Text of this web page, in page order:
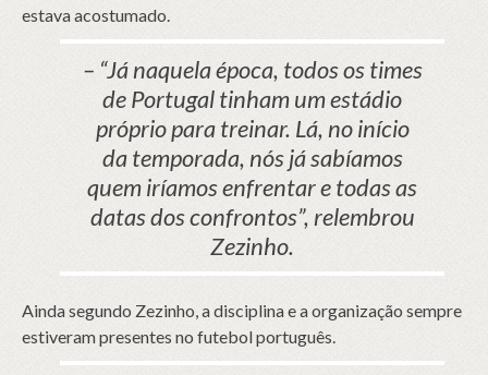
estava acostumado.
– “Já naquela época, todos os times
de Portugal tinham um estádio
próprio para treinar. Lá, no início
da temporada, nós já sabíamos
quem iríamos enfrentar e todas as
datas dos confrontos”, relembrou
Zezinho.
Ainda segundo Zezinho, a disciplina e a organização sempre
estiveram presentes no futebol português.